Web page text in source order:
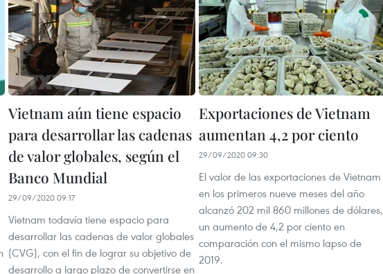
Vietnam aún tiene espacio
para desarrollar las cadenas
de valor globales, según el
Banco Mundial
29/09/2020 09:17
Vietnam todavía tiene espacio para
desarrollar las cadenas de valor globales
(CVG), con el fin de lograr su objetivo de
desarrollo a largo plazo de convertirse en
Exportaciones de Vietnam
aumentan 4,2 por ciento
29/09/2020 09:30
El valor de las exportaciones de Vietnam
en los primeros nueve meses del año
alcanzó 202 mil 860 millones de dólares,
un aumento de 4,2 por ciento en
comparación con el mismo lapso de
2019.